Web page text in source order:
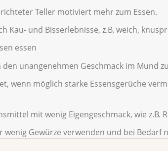
Teller motiviert mehr zum Essen.
Kau- und Bisserlebnisse, z.B. weich,
essen
unangenehmen Geschmack im Mund
wenn möglich starke Essensgerüche
mit wenig Eigengeschmack, wie z.B.
Gewürze verwenden und bei Bedarf
wie Sirup oder Zesten oder